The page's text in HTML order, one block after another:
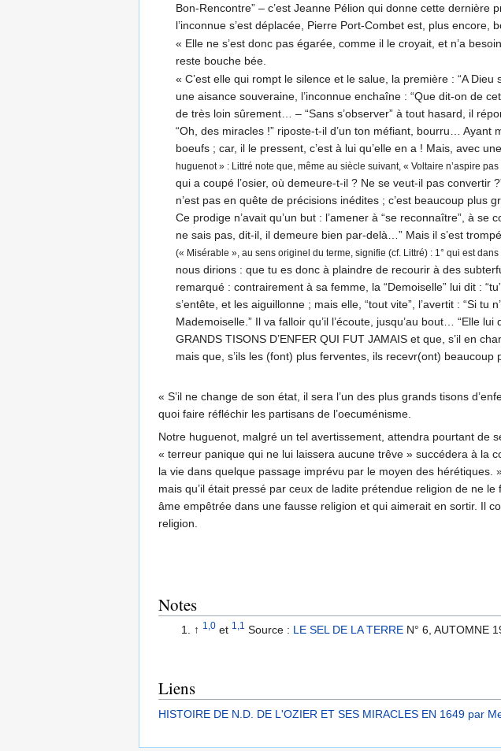
Bon-Rencontre” – c’est Jeanne Pélion qui donne cette
l’inconnue s’est déplacée, Pierre Port-Combet est, plus
« Elle ne s’est donc pas égarée, comme il le croyait, et n’a
reste bouche bée.
« C’est elle qui rompt le silence et le salue, la première : “A
une aisance souveraine, l’inconnue enchaîne : “Que dit-on de
de très loin sûrement… – “Sans s’observer” à tout hasard, il
“Oh, des miracles !” riposte-t-il d’un ton méfiant, bourru…
boeufs ; car, il le pressent, c’est à lui qu’elle en a ! Mais, avec
huguenot » : Littré note que, même au siècle suivant, « Voltaire n’aspire
qui a coupé l’osier, où demeure-t-il ? Ne se veut-il pas convertir
n’est pas en quête de précisions inédites ; c’est beaucoup plus
Ce prodige n’avait qu’un but : l’amener à “se reconnaître”, à
ne sais pas, dit-il, il demeure bien par-delà…” Mais il s’est
(« Misérable », au sens originel du terme, signifie (cf. Littré) : 1° qui est
nous dirions : que tu es donc à plaindre de recourir à des
remarqué : contrairement à sa femme, la “Demoiselle” lui dit :
s’entête, et les aiguillonne ; mais elle, “tout vite”, l’avertit : “Si
Mademoiselle.” Il va falloir qu’il l’écoute, jusqu’au bout… “Elle
GRANDS TISONS D’ENFER QUI FUT JAMAIS et que, s’il en
mais que, s’ils les (font) plus ferventes, ils recevr(ont)
« S’il ne change de son état, il sera l’un des plus grands tisons
quoi faire réfléchir les partisans de l’oecuménisme.
Notre huguenot, malgré un tel avertissement, attendra pourtant de
« terreur panique qui ne lui laissera aucune trêve » succédera à la
la vie dans quelque passage imprévu par le moyen des hérétiques.
mais qu’il était pressé par ceux de ladite prétendue religion de ne
âme empêtrée dans une fausse religion et qui aimerait en sortir. Il
religion.
Notes
↑ 1,0et 1,1 Source : LE SEL DE LA TERREN° 6, AUTOMNE
Liens
HISTOIRE DE N.D. DE L'OZIER ET SES MIRACLES EN 1649 par